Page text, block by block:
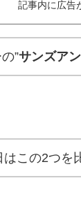
記事内に広告
”サンズア
はこの2つを